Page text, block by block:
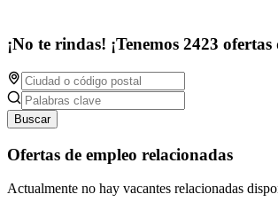
¡No te rindas! ¡Tenemos 2423
Buscar
Ofertas de empleo relacionadas
Actualmente no hay vacantes relacionadas